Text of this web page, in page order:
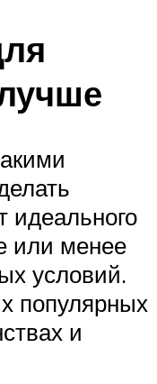
идеального
или менее
условий.
популярных
и